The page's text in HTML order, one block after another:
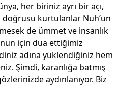
her biriniz ayrı bir açı,
doğrusu kurtulanlar Nuh’un
de ümmet ve insanlık
için dua ettiğimiz
adına yüklendiğiniz hem
Şimdi, karanlığa batmış
aydınlanıyor. Biz